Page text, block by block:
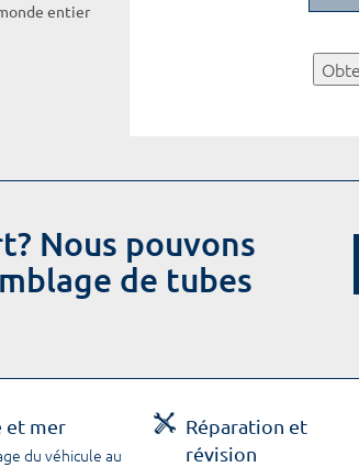
entier
Nous pouvons
de tubes
et mer
du véhicule au
Réparation et
révision